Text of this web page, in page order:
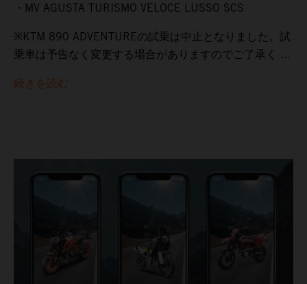
・MV AGUSTA TURISMO VELOCE LUSSO SCS
※KTM 890 ADVENTUREの試乗は中止となりました。試
乗車は予告なく変更する場合がありますのでご了承く ...
続きを読む